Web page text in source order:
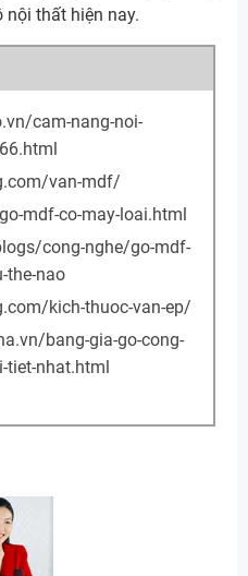
nội thất hiện nay.
cam-nang-noi-
van-mdf/
mdf-co-may-loai.html
cong-nghe/go-mdf-
the-nao
kich-thuoc-van-ep/
bang-gia-go-cong-
tiet-nhat.html